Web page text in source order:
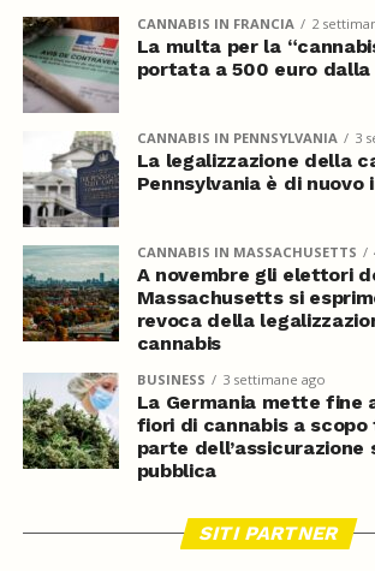
CANNABIS IN FRANCIA 2
La multa per la
portata a 500 euro dalla
CANNABIS IN PENNSYLVANIA 3
La legalizzazione della
Pennsylvania è di nuovo
CANNABIS IN MASSACHUSETTS
A novembre gli elettori
Massachusetts si
revoca della
cannabis
BUSINESS 3 settimane ago
La Germania mette fine
fiori di cannabis a
parte dell’assicurazione
pubblica
SITI PARTNER